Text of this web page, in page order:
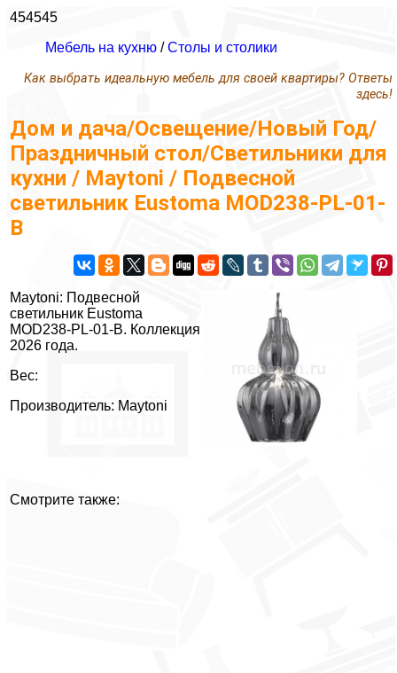
454545
Мебель на кухню /Столы и столики
Как выбрать идеальную мебель для своей квартиры? Ответы
здесь!
Дом и дача/Освещение/Новый Год/
Праздничный стол/Светильники для
кухни / Maytoni / Подвесной
светильник Eustoma MOD238-PL-01-
B
Maytoni: Подвесной
светильник Eustoma
MOD238-PL-01-B. Коллекция
2026 года.
Вес:
Производитель: Maytoni
Смотрите также: